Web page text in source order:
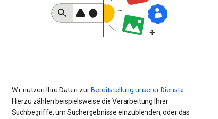
Wir nutzen Ihre Daten zur Bereitstellung unserer Dienste
Hierzu zählen beispielsweise die Verarbeitung Ihrer
Suchbegriffe, um Suchergebnisse einzublenden, oder das